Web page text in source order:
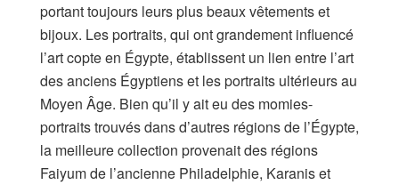
portant toujours leurs plus beaux vêtements et
bijoux. Les portraits, qui ont grandement influencé
l’art copte en Égypte, établissent un lien entre l’art
des anciens Égyptiens et les portraits ultérieurs au
Moyen Âge. Bien qu’il y ait eu des momies-
portraits trouvés dans d’autres régions de l’Égypte,
la meilleure collection provenait des régions
Faiyum de l’ancienne Philadelphie, Karanis et